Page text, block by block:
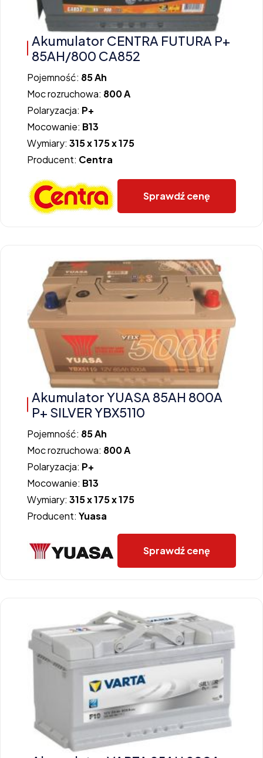
Akumulator CENTRA FUTURA P+
85AH/800 CA852
Pojemność: 85 Ah
Moc rozruchowa: 800 A
Polaryzacja: P+
Mocowanie: B13
Wymiary: 315 x 175 x 175
Producent: Centra
Sprawdź cenę
Akumulator YUASA 85AH 800A
P+ SILVER YBX5110
Pojemność: 85 Ah
Moc rozruchowa: 800 A
Polaryzacja: P+
Mocowanie: B13
Wymiary: 315 x 175 x 175
Producent: Yuasa
Sprawdź cenę